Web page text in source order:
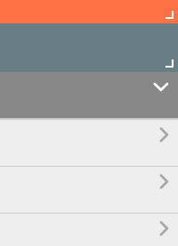



